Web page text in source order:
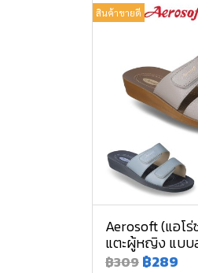
สินค้าขายดี
Aerosoft (แอโ
แตะผู้หญิง แบบ
฿309 ฿289